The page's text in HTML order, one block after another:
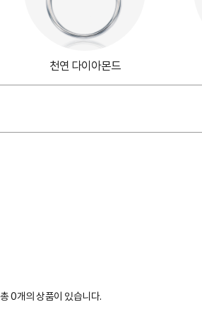
천연 다이아몬드
총 0개의 상품이 있습니다.